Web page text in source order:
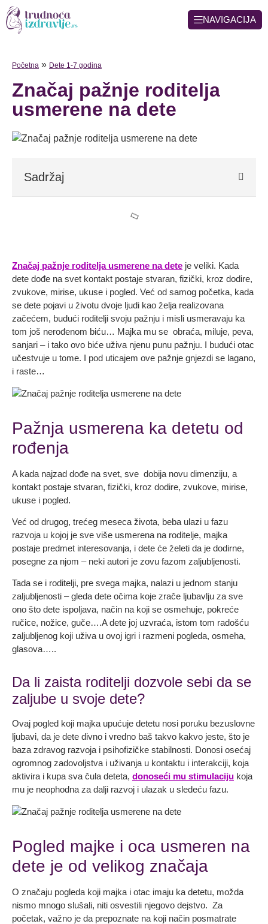
NAVIGACIJA
Početna » Dete 1-7 godina
Značaj pažnje roditelja
usmerene na dete
Sadržaj
Značaj pažnje roditelja usmerene na dete je veliki. Kada
dete dođe na svet kontakt postaje stvaran, fizički, kroz dodire,
zvukove, mirise, ukuse i pogled. Već od samog početka, kada
se dete pojavi u životu dvoje ljudi kao želja realizovana
začećem, budući roditelji svoju pažnju i misli usmeravaju ka
tom još nerođenom biću… Majka mu se obraća, miluje, peva,
sanjari – i tako ovo biće uživa njenu punu pažnju. I budući otac
učestvuje u tome. I pod uticajem ove pažnje gnjezdi se lagano,
i raste…
Pažnja usmerena ka detetu od
rođenja
A kada najzad dođe na svet, sve dobija novu dimenziju, a
kontakt postaje stvaran, fizički, kroz dodire, zvukove, mirise,
ukuse i pogled.
Već od drugog, trećeg meseca života, beba ulazi u fazu
razvoja u kojoj je sve više usmerena na roditelje, majka
postaje predmet interesovanja, i dete će želeti da je dodirne,
posegne za njom – neki autori je zovu fazom zaljubljenosti.
Tada se i roditelji, pre svega majka, nalazi u jednom stanju
zaljubljenosti – gleda dete očima koje zrače ljubavlju za sve
ono što dete ispoljava, način na koji se osmehuje, pokreće
ručice, nožice, guče….A dete joj uzvraća, istom tom radošću
zaljubljenog koji uživa u ovoj igri i razmeni pogleda, osmeha,
glasova…..
Da li zaista roditelji dozvole sebi da se
zaljube u svoje dete?
Ovaj pogled koji majka upućuje detetu nosi poruku bezuslovne
ljubavi, da je dete divno i vredno baš takvo kakvo jeste, što je
baza zdravog razvoja i psihofizičke stabilnosti. Donosi osećaj
ogromnog zadovoljstva i uživanja u kontaktu i interakciji, koja
aktivira i kupa sva čula deteta, donoseći mu stimulaciju koja
mu je neophodna za dalji razvoj i ulazak u sledeću fazu.
Pogled majke i oca usmeren na
dete je od velikog značaja
O značaju pogleda koji majka i otac imaju ka detetu, možda
nismo mnogo slušali, niti osvestili njegovo dejstvo. Za
početak, važno je da prepoznate na koji način posmatrate